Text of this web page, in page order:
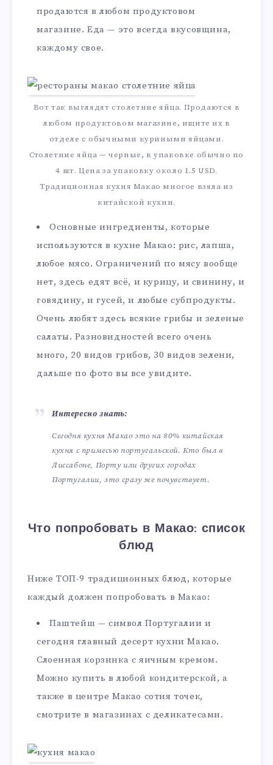
продаются в любом продуктовом
магазине. Еда — это всегда вкусовщина,
каждому свое.
Вот так выглядят столетние яйца. Продаются в
любом продуктовом магазине, ищите их в
отделе с обычными куриными яйцами.
Столетние яйца — черные, в упаковке обычно по
4 шт. Цена за упаковку около 1.5 USD.
Традиционная кухня Макао многое взяла из
китайской кухни.
Основные ингредиенты, которые
используются в кухне Макао: рис, лапша,
любое мясо. Ограничений по мясу вообще
нет, здесь едят всё, и курицу, и свинину, и
говядину, и гусей, и любые субпродукты.
Очень любят здесь всякие грибы и зеленые
салаты. Разновидностей всего очень
много, 20 видов грибов, 30 видов зелени,
дальше по фото вы все увидите.
Интересно знать:
Сегодня кухня Макао это на 80% китайская
кухня с примесью португальской. Кто был в
Лиссабоне, Порту или других городах
Португалии, это сразу же почувствует.
Что попробовать в Макао: список
блюд
Ниже ТОП-9 традиционных блюд, которые
каждый должен попробовать в Макао:
Паштейш — символ Португалии и
сегодня главный десерт кухни Макао.
Слоенная корзинка с яичным кремом.
Можно купить в любой кондитерской, а
также в центре Макао сотня точек,
смотрите в магазинах с деликатесами.